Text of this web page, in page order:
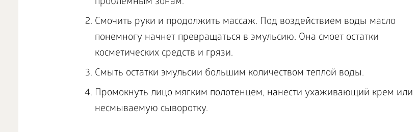
Смочить руки и продолжить массаж. Под воздействием воды масло
понемногу начнет превращаться в эмульсию. Она смоет остатки
косметических средств и грязи.
Смыть остатки эмульсии большим количеством теплой воды.
Промокнуть лицо мягким полотенцем, нанести ухаживающий крем или
несмываемую сыворотку.